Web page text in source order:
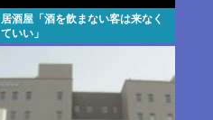
居酒屋「酒を飲まない客は来なく
ていい」